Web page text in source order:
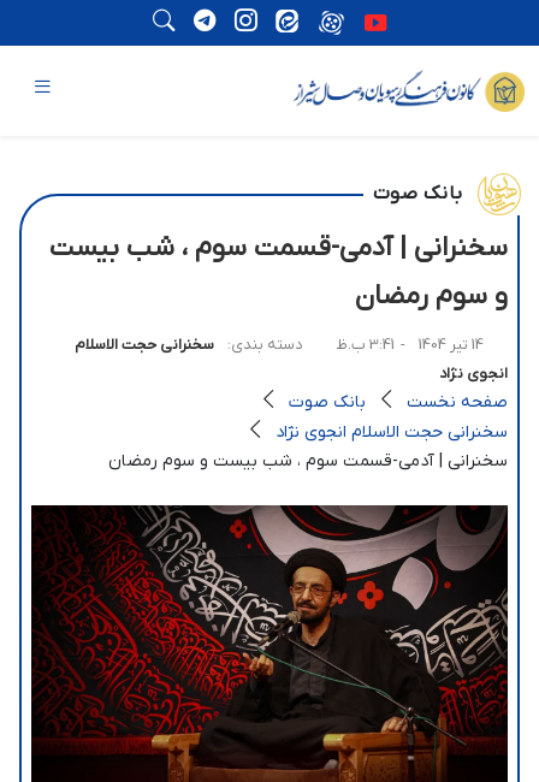
بانک صوت
سخنرانی | آدمی-قسمت سوم ، شب بیست
و سوم رمضان
14 تیر 1404 - 3:41 ب.ظ دسته بندی:
سخنرانی حجت الاسلام
انجوی نژاد
صفحه نخست
بانک صوت
سخنرانی حجت الاسلام انجوی نژاد
سخنرانی | آدمی-قسمت سوم ، شب بیست و سوم رمضان